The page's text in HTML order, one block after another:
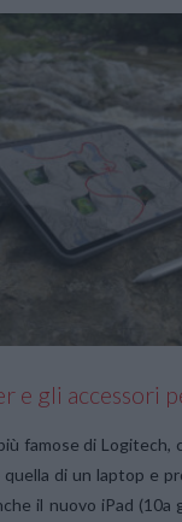
VIEW POST
e gli accessori
famose di Logitech,
di un laptop e
il nuovo iPad (10a